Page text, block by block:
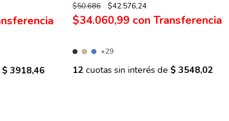
$ 3918,46
$50.686 $42.576,24
$34.060,99 con
+29
12 cuotas sin interés de $ 3548,02